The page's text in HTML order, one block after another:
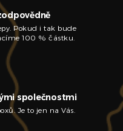
Pokud i tak bude
100 % částku.
společnostmi
Je to jen na Vás.